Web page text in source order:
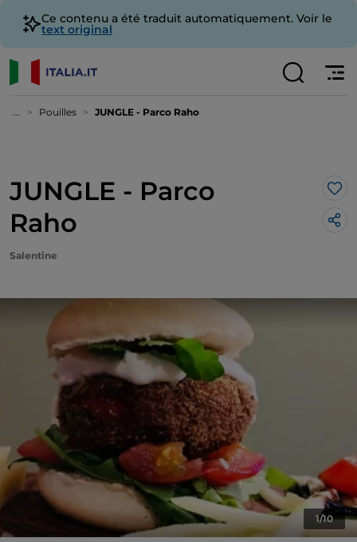
Ce contenu a été traduit automatiquement. Voir le
text original
... Pouilles JUNGLE - Parco Raho
JUNGLE - Parco
Raho
Salentine
1/10